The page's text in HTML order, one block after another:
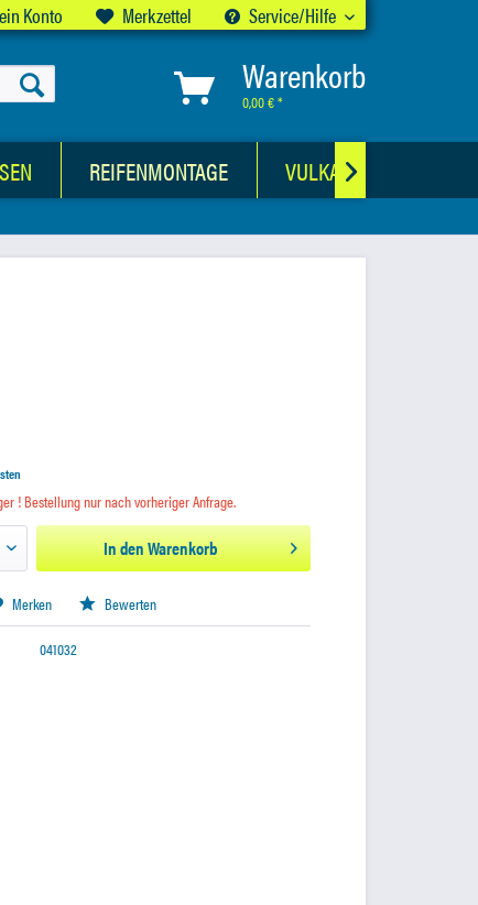
Konto Merkzettel Service/Hilfe
Warenkorb
0,00 € *
REIFENMONTAGE 
! Bestellung nur nach vorheriger Anfrage.
In denWarenkorb
Merken Bewerten
041032